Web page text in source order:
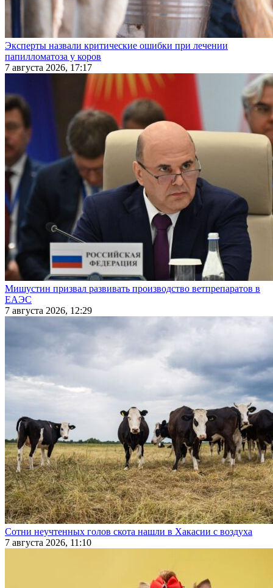
Эксперты назвали критические ошибки при лечении
папилломатоза у коров
7 августа 2026, 17:17
Мишустин призвал развивать производство ветпрепаратов в
ЕАЭС
7 августа 2026, 12:29
Сотни неучтенных голов скота нашли в Хакасии с воздуха
7 августа 2026, 11:10